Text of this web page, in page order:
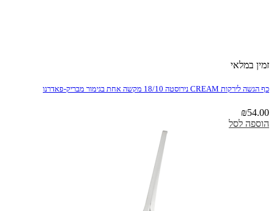
זמין במלאי
כף הגשה לירקות CREAM נירוסטה 18/10 מקשה אחת בגימור מבריק-פאדרנו
₪54.00
הוספה לסל